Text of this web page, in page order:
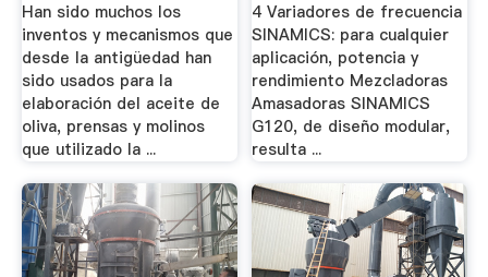
Han sido muchos los
inventos y mecanismos que
desde la antigüedad han
sido usados para la
elaboración del aceite de
oliva, prensas y molinos
que utilizado la ...
4 Variadores de frecuencia
SINAMICS: para cualquier
aplicación, potencia y
rendimiento Mezcladoras
Amasadoras SINAMICS
G120, de diseño modular,
resulta ...